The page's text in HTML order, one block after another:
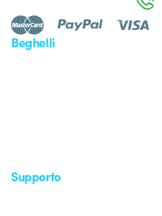
Beghelli
Supporto